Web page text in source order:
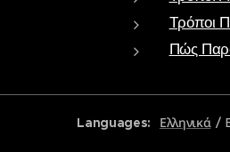
Τρόποι
Πώς
Languages Ελληνικά